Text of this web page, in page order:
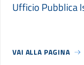
Ufficio Pubblica
VAI ALLA PAGINA